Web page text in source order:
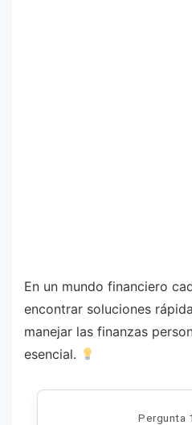
En un mundo financiero
encontrar soluciones
manejar las finanzas
esencial.
Pergunta